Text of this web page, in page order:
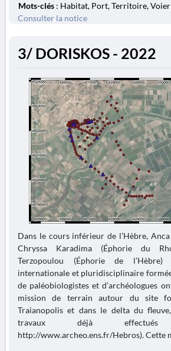
Mots-clés : Habitat, Port, Territoire,
Consulter la notice
3/ DORISKOS - 2022
Dans le cours inférieur de l’Hèbre, Anca
Chryssa Karadima (Éphorie du
Terzopoulou (Éphorie de
internationale et pluridisciplinaire
de paléobiologistes et d’archéologues
mission de terrain autour du site
Traianopolis et dans le delta du
travaux déjà
http://www.archeo.ens.fr/Hebros). Cette